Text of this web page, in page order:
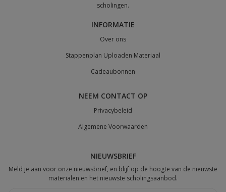
scholingen.
INFORMATIE
Over ons
Stappenplan Uploaden Materiaal
Cadeaubonnen
NEEM CONTACT OP
Privacybeleid
Algemene Voorwaarden
NIEUWSBRIEF
Meld je aan voor onze nieuwsbrief, en blijf op de hoogte van de nieuwste
materialen en het nieuwste scholingsaanbod.